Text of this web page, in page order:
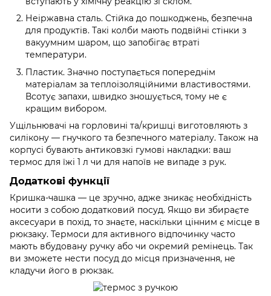
Неіржавна сталь. Стійка до пошкоджень, безпечна
для продуктів. Такі колби мають подвійні стінки з
вакуумним шаром, що запобігає втраті
температури.
Пластик. Значно поступається попереднім
матеріалам за теплоізоляційними властивостями.
Всотує запахи, швидко зношується, тому не є
кращим вибором.
Ущільнювачі на горловині та/кришці виготовляють з
силікону — гнучкого та безпечного матеріалу. Також на
корпусі бувають антиковзкі гумові накладки: ваш
термос для їжі 1 л чи для напоїв не випаде з рук.
Додаткові функції
Кришка-чашка — це зручно, адже зникає необхідність
носити з собою додатковий посуд. Якщо ви збираєте
аксесуари в похід, то знаєте, наскільки цінним є місце в
рюкзаку. Термоси для активного відпочинку часто
мають вбудовану ручку або чи окремий ремінець. Так
ви зможете нести посуд до місця призначення, не
кладучи його в рюкзак.